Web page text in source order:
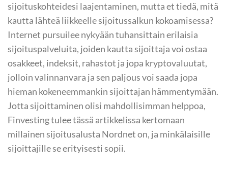
sijoituskohteidesi laajentaminen, mutta et tiedä, mitä
kautta lähteä liikkeelle sijoitussalkun kokoamisessa?
Internet pursuilee nykyään tuhansittain erilaisia
sijoituspalveluita, joiden kautta sijoittaja voi ostaa
osakkeet, indeksit, rahastot ja jopa kryptovaluutat,
jolloin valinnanvara ja sen paljous voi saada jopa
hieman kokeneemmankin sijoittajan hämmentymään.
Jotta sijoittaminen olisi mahdollisimman helppoa,
Finvesting tulee tässä artikkelissa kertomaan
millainen sijoitusalusta Nordnet on, ja minkälaisille
sijoittajille se erityisesti sopii.